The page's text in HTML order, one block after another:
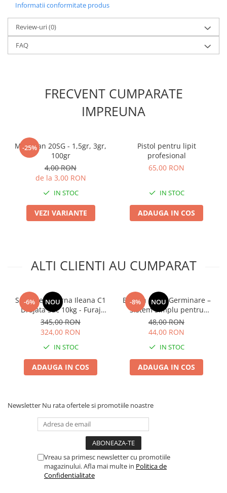
Cantare
Centuri/chingi
Cleste
Consumabile motofierastrau
Discuri motocoasa
Diverse
Feronerie si accesorii
Fierastraie manuale
Fire motocoasa
Flexuri si Polizoare
Lama motofierastrau / drujba
Lubrifianti
Masca de sudura & accesori
Motocoasa
Motocoasa si consumabile /
accesorii
Patent
Sape/ Cazmale/ Lopeti
Scule de mana
Set chei combinate
Surubelnite
Informatii conformitate produs
Review-uri(0)
FAQ
FRECVENT CUMPARATE
IMPREUNA
-25%
Mospilan 20SG - 1,5gr, 3gr,
100gr
4,00 RON
de la 3,00 RON
IN STOC
VEZI VARIANTE
Pistol pentru lipit
profesional
65,00 RON
IN STOC
ADAUGA IN COS
ALTI CLIENTI AU CUMPARAT
-6% NOU
Seminte Lucerna Ileana C1
Drajata Sac 10kg - Furaj
Premium de Inalta
Productivitate
345,00 RON
324,00 RON
IN STOC
ADAUGA IN COS
-8% NOU
Borcan Sticla Germinare –
Sistem Simplu pentru
Muguri si Microgreens
Acasa
48,00 RON
44,00 RON
IN STOC
ADAUGA IN COS
Newsletter Nu rata ofertele si promotiile noastre
Vreau sa primesc newsletter cu promotiile
magazinului. Afla mai multe in Politica de
Confidentialitate